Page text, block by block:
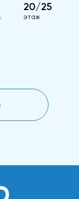
20/25
этаж